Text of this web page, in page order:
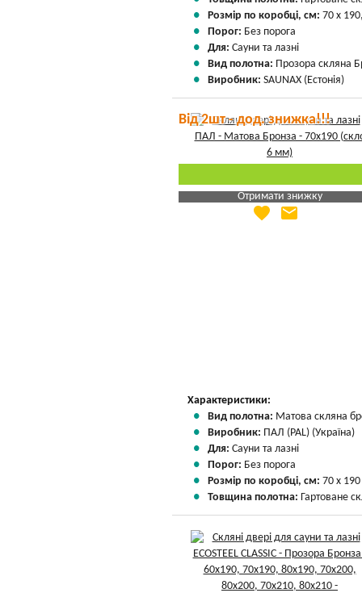
Розмір по коробці, см: 70 х
Порог: Без порога
Для: Сауни та лазні
Вид полотна: Прозора скляна
Виробник: SAUNAX (Естонія)
Від 2шт - дод. знижка!!!
Отримати знижку
Яка Ваша ціна
favorite email
Характеристики:
Вид полотна: Матова скляна
Виробник: ПАЛ (PAL) (Україна)
Для: Сауни та лазні
Порог: Без порога
Розмір по коробці, см: 70 х 190
Товщина полотна: Гартоване